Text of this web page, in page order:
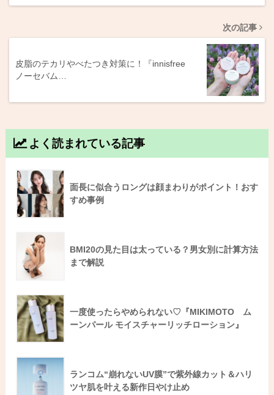
次の記事
皮脂のテカリやべたつき対策に！『innisfree
ノーセバム…
よく読まれている記事
面長に似合うロングは顔まわりがポイント！おす
すめ事例
BMI20の見た目は太っている？男女別に計算方法
まで解説
一度使ったらやめられない♡『MIKIMOTO ム
ーンパール モイスチャーリッチローション』
ランコム“崩れないUV膜”で紫外線カット＆ハリ
ツヤ肌を叶える新作日やけ止め